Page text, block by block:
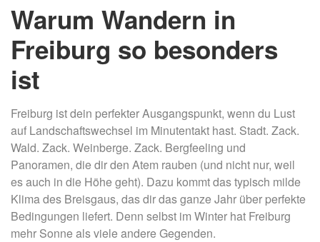
Warum Wandern in
Freiburg so besonders
ist
Freiburg ist dein perfekter Ausgangspunkt, wenn du Lust
auf Landschaftswechsel im Minutentakt hast. Stadt. Zack.
Wald. Zack. Weinberge. Zack. Bergfeeling und
Panoramen, die dir den Atem rauben (und nicht nur, weil
es auch in die Höhe geht). Dazu kommt das typisch milde
Klima des Breisgaus, das dir das ganze Jahr über perfekte
Bedingungen liefert. Denn selbst im Winter hat Freiburg
mehr Sonne als viele andere Gegenden.